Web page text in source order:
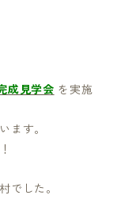
成見学会 を実施
ます。
した。